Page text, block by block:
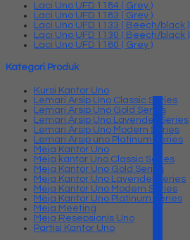
Laci Uno UFD 1184 ( Grey )
Laci Uno UFD 1183 ( Grey )
Laci Uno UFD 1133 ( Beech/black )
Laci Uno UFD 1130 ( Beech/black )
Laci Uno UFD 1180 ( Grey )
Kategori Produk
Kursi Kantor Uno
Lemari Arsip Uno Classic Series
Lemari Arsip Uno Gold Series
Lemari Arsip Uno Lavender Series
Lemari Arsip Uno Modern Series
Lemari Arsip uno Platinum Series
Meja Kantor Uno
Meja kantor Uno Classic Series
Meja Kantor Uno Gold Series
Meja Kantor Uno Lavender series
Meja Kantor Uno Modern Series
Meja Kantor Uno Platinum Series
Meja Meeting
Meja Resepsionis Uno
Partisi Kantor Uno